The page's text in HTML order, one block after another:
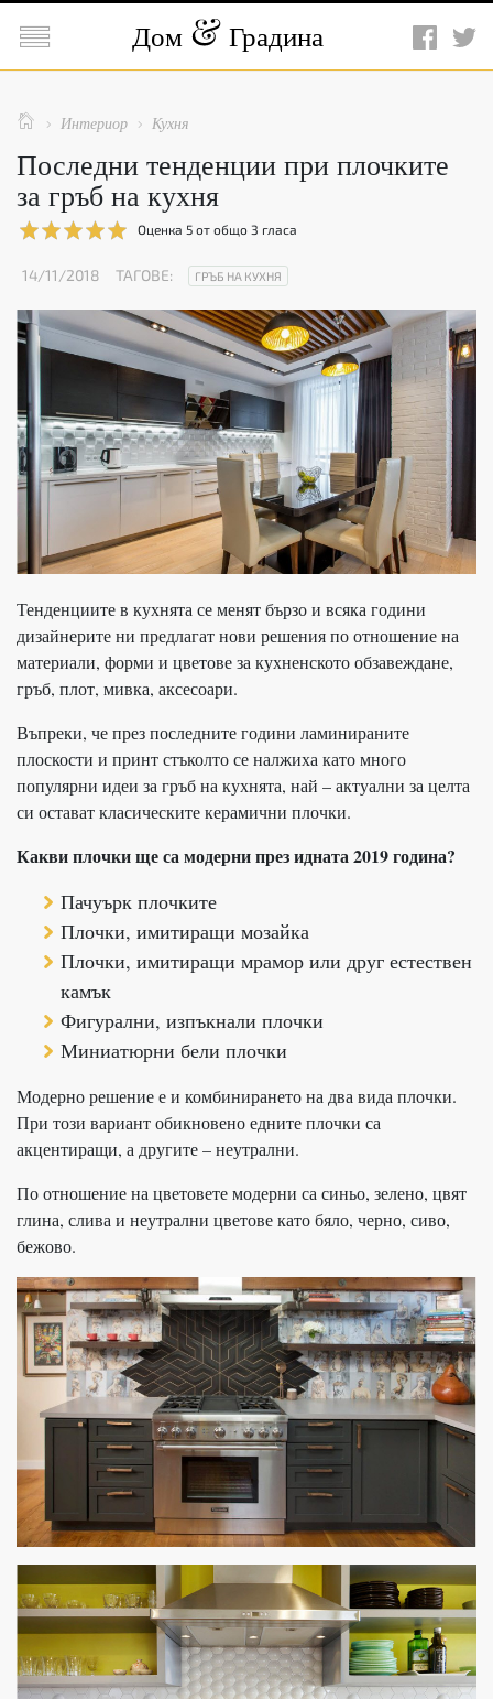
 Дом Градина
  Интериор  Кухня
Последни тенденции при плочките
за гръб на кухня
Оценка 5 от общо 3 гласа
14/11/2018 ТАГОВЕ: ГРЪБ НА КУХНЯ
Тенденциите в кухнята се менят бързо и всяка години
дизайнерите ни предлагат нови решения по отношение на
материали, форми и цветове за кухненското обзавеждане,
гръб, плот, мивка, аксесоари.
Въпреки, че през последните години ламинираните
плоскости и принт стъколто се налжиха като много
популярни идеи за гръб на кухнята, най – актуални за целта
си остават класическите керамични плочки.
Какви плочки ще са модерни през идната 2019 година?
Пачуърк плочките
Плочки, имитиращи мозайка
Плочки, имитиращи мрамор или друг естествен
камък
Фигурални, изпъкнали плочки
Миниатюрни бели плочки
Модерно решение е и комбинирането на два вида плочки.
При този вариант обикновено едните плочки са
акцентиращи, а другите – неутрални.
По отношение на цветовете модерни са синьо, зелено, цвят
глина, слива и неутрални цветове като бяло, черно, сиво,
бежово.